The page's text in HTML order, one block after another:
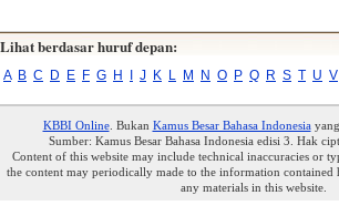
Lihat berdasar huruf depan:
A B C D E F G H I J K L M N O P Q R S T U V
KBBI Online. Bukan Kamus Besar Bahasa Indonesiayang
Sumber: Kamus Besar Bahasa Indonesia edisi 3. Hak
Content of this website may include technical inaccuracies or
the content may periodically made to the information contained
any materials in this website.